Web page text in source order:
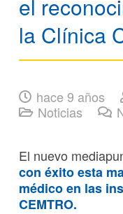
el
la Clínica
hace 9 años
Noticias
El nuevo
con éxito esta
médico en las
CEMTRO.